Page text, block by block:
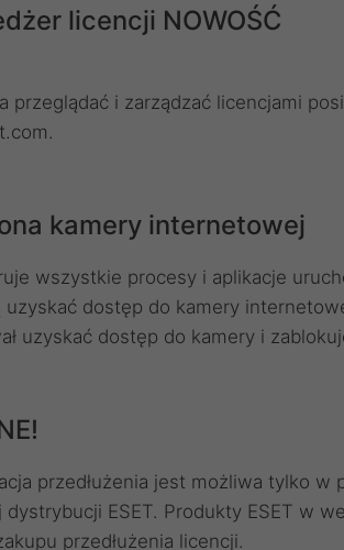
licencji NOWOŚĆ
przeglądać i zarządzać licencjami
kamery internetowej
wszystkie procesy i aplikacje
uzyskać dostęp do kamery
uzyskać dostęp do kamery i
przedłużenia jest możliwa tylko
dystrybucji ESET. Produkty ESET w
przedłużenia licencji.